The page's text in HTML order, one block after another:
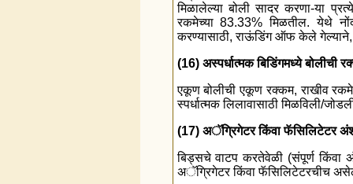
मिळालेल्या बोली सादर करणा-या
रकमेच्या 83.33% मिळतील. येथे
करण्यासाठी, राऊंडिंग ऑफ केले गेल्याने,
(16) अस्पर्धात्मक बिडिंगमध्ये बोलीची
एकूण बोलीची एकूण रक्कम, राखीव
स्पर्धात्मक लिलावासाठी मिळविली/
(17) अॅग्रिगेटर किंवा फॅसिलिटेटर
बिड्सचे वाटप करतेवेळी (संपूर्ण किंवा
अॅग्रिगेटर किंवा फॅसिलिटेटरचीच